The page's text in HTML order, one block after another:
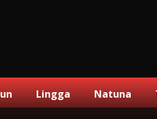
Lingga Natuna